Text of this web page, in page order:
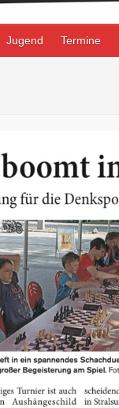
Jugend Termine